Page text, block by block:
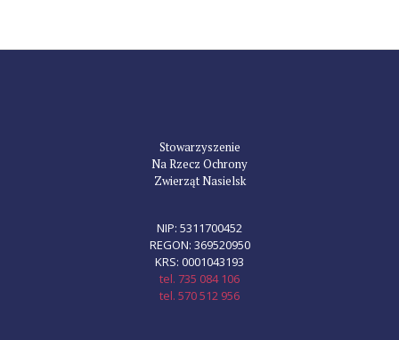
Stowarzyszenie
Na Rzecz Ochrony
Zwierząt Nasielsk
NIP: 5311700452
REGON: 369520950
KRS: 0001043193
tel. 735 084 106
tel. 570 512 956